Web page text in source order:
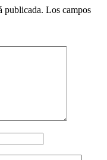
publicada. Los campos